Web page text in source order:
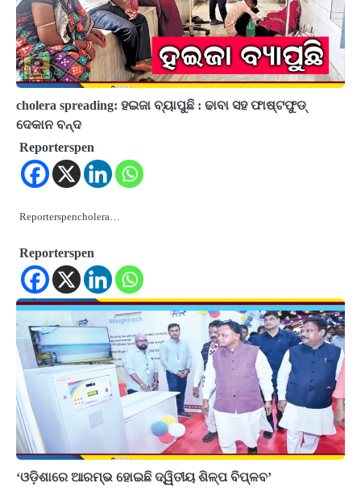
cholera spreading: ହଇଜା ବ୍ୟାପୁଛି : ଢାବା ସହ ଫାଷ୍ଟଫୁଡ୍
ଦେକାନ ବନ୍ଦ
Reporterspen
Reporterspencholera…
Reporterspen
‘ଓଡ଼ିଶାରେ ଆରମ୍ଭ ହୋଇଛି ଦ୍ୱିତୀୟ ଶିଳ୍ପ ବିପ୍ଳବ’